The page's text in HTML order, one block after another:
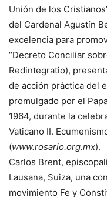
Unión de los
del Cardenal Agustín
excelencia para
“Decreto Conciliar
Redintegratio),
de acción práctica del
promulgado por el
1964, durante la
Vaticano II.
(www.rosario.org.mx).
Carlos Brent,
Lausana, Suiza, una
movimiento Fe y